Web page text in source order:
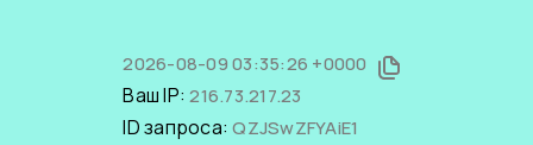
2026-08-09 03:35:26 +0000
Ваш IP:216.73.217.23
ID запроса:QZJSwZFYAiE1